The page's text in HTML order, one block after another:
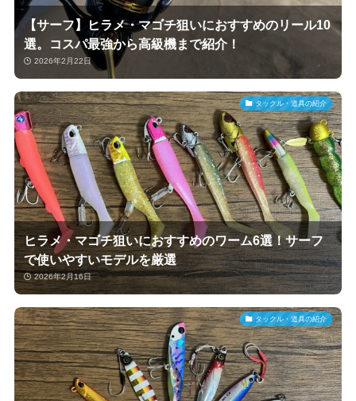
【サーフ】ヒラメ・マゴチ狙いにおすすめのリール10
選。コスパ最強から高級機まで紹介！
2026年2月22日
タックル・道具の紹介
ヒラメ・マゴチ狙いにおすすめのワーム6選！サーフ
で使いやすいモデルを厳選
2026年2月16日
タックル・道具の紹介